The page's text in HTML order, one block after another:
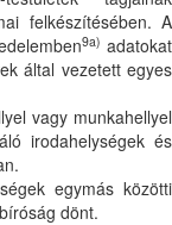
felkészítésében. A
9a) adatokat
által vezetett egyes
vagy munkahellyel
irodahelységek és
egymás közötti
dönt.